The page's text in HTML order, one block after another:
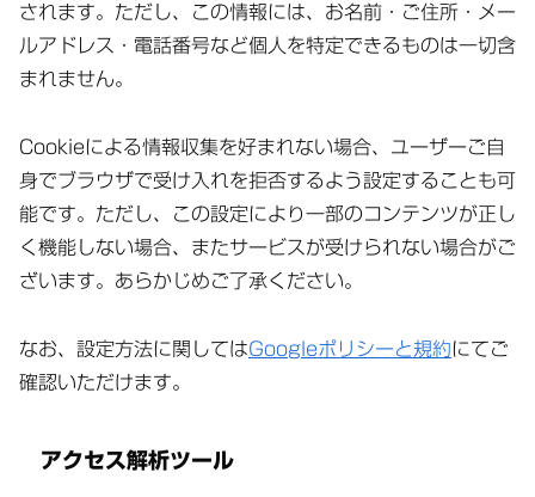
されます。ただし、この情報には、お名前・ご住所・メー
ルアドレス・電話番号など個人を特定できるものは一切含
まれません。
Cookieによる情報収集を好まれない場合、ユーザーご自
身でブラウザで受け入れを拒否するよう設定することも可
能です。ただし、この設定により一部のコンテンツが正し
く機能しない場合、またサービスが受けられない場合がご
ざいます。あらかじめご了承ください。
なお、設定方法に関してはGoogleポリシーと規約にてご
確認いただけます。
アクセス解析ツール